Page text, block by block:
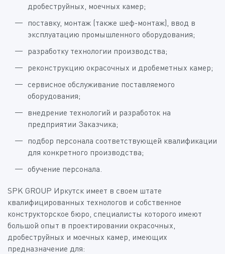
дробеструйных, моечных камер;
поставку, монтаж (также шеф-монтаж), ввод в
эксплуатацию промышленного оборудования;
разработку технологии производства;
реконструкцию окрасочных и дробеметных камер;
сервисное обслуживание поставляемого
оборудования;
внедрение технологий и разработок на
предприятии Заказчика;
подбор персонала соответствующей квалификации
для конкретного производства;
обучение персонала.
SPK GROUP Иркутск имеет в своем штате
квалифицированных технологов и собственное
конструкторское бюро, специалисты которого имеют
большой опыт в проектировании окрасочных,
дробеструйных и моечных камер, имеющих
предназначение для: